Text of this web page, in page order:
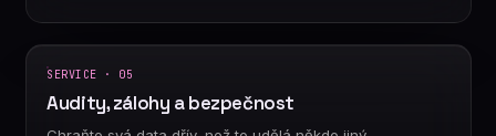
SERVICE · 05
Audity, zálohy a bezpečnost